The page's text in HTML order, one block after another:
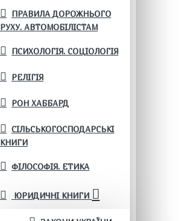
ПРАВИЛА ДОРОЖНЬОГО
РУХУ. АВТОМОБІЛІСТАМ
ПСИХОЛОГІЯ. СОЦІОЛОГІЯ
РЕЛІГІЯ
РОН ХАББАРД
СІЛЬСЬКОГОСПОДАРСЬКІ
КНИГИ
ФІЛОСОФІЯ. ЕТИКА
ЮРИДИЧНІ КНИГИ